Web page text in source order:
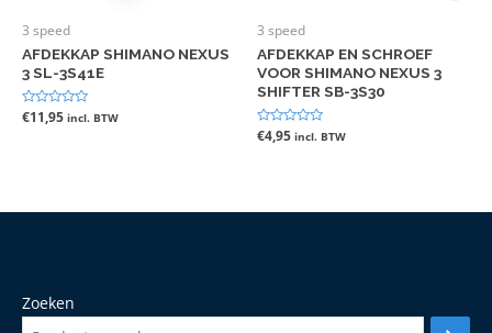
3 speed
AFDEKKAP SHIMANO NEXUS
3 SL-3S41E
Gewaardeerd
0
€11,95 incl. BTW
3 speed
AFDEKKAP EN SCHROEF
VOOR SHIMANO NEXUS 3
SHIFTER SB-3S30
Gewaardeerd
0
€4,95 incl. BTW
Zoeken